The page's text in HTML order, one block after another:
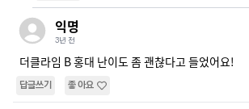
익명
3년 전
더클라임 B 홍대 난이도 좀 괜찮다고 들었어요!
답글쓰기 좋아요